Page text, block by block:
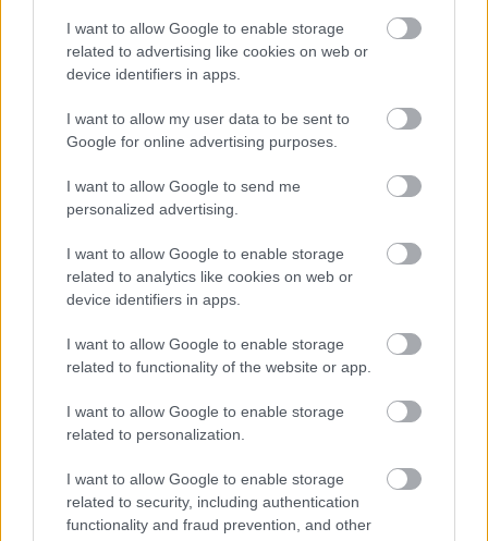
I want to allow Google to enable storage
related to advertising like cookies on web or
device identifiers in apps.
I want to allow my user data to be sent to
Google for online advertising purposes.
I want to allow Google to send me
personalized advertising.
I want to allow Google to enable storage
related to analytics like cookies on web or
device identifiers in apps.
I want to allow Google to enable storage
related to functionality of the website or app.
I want to allow Google to enable storage
related to personalization.
I want to allow Google to enable storage
related to security, including authentication
functionality and fraud prevention, and other
Barna Imre Yossarian
Politikai csatatér: Kopping Rita és a
Ha nincs kedve, energiája – és főleg idegrendszere –
termelését a közösségi felületeken, de szeretne egy